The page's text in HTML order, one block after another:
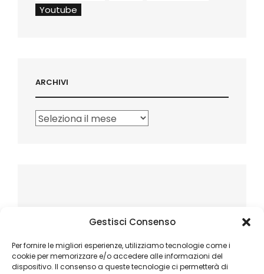
Gestisci Consenso
Per fornire le migliori esperienze, utilizziamo tecnologie come i
cookie per memorizzare e/o accedere alle informazioni del
dispositivo. Il consenso a queste tecnologie ci permetterà di
Youtube
ARCHIVI
Archivi